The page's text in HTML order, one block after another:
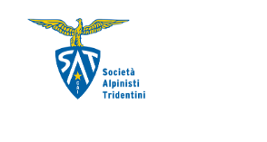
contenuto